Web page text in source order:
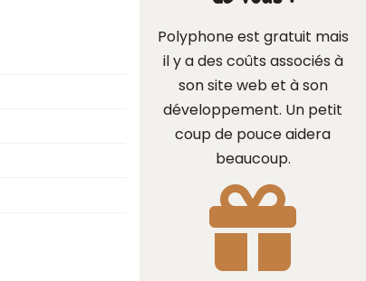
Polyphone est gratuit mais
il y a des coûts associés à
son site web et à son
développement. Un petit
coup de pouce aidera
beaucoup.